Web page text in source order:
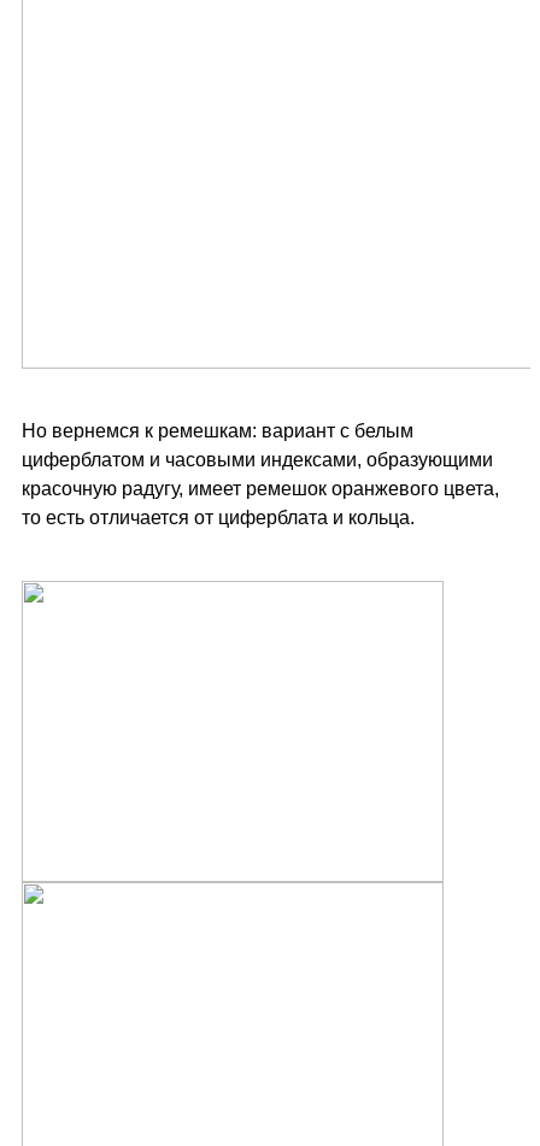
Но вернемся к ремешкам: вариант с белым
циферблатом и часовыми индексами, образующими
красочную радугу, имеет ремешок оранжевого цвета,
то есть отличается от циферблата и кольца.